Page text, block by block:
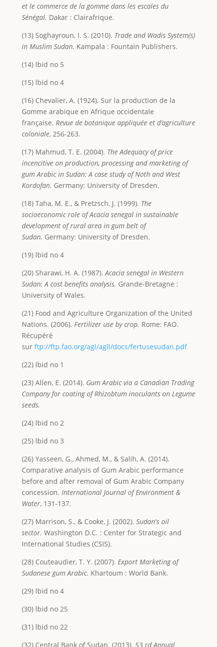
et le commerce de la gomme dans les escales du
Sénégal. Dakar : Clairafrique.
(13) Soghayroun, I. S. (2010). Trade and Wadis System(s)
in Muslim Sudan. Kampala : Fountain Publishers.
(14) lbid no 5
(15) lbid no 4
(16) Chevalier, A. (1924). Sur la production de la
Gomme arabique en Afrique occidentale
française. Revue de botanique appliquée et d’agriculture
coloniale, 256-263.
(17) Mahmud, T. E. (2004). The Adequacy of price
incencitive on production, processing and marketing of
gum Arabic in Sudan: A case study of Noth and West
Kordofan. Germany: University of Dresden.
(18) Taha, M. E., & Pretzsch, J. (1999). The
socioeconomic role of Acacia senegal in sustainable
development of rural area in gum belt of
Sudan. Germany: University of Dresden.
(19) lbid no 4
(20) Sharawi, H. A. (1987).Acacia senegal in Western
Sudan: A cost benefits analysis. Grande-Bretagne :
University of Wales.
(21) Food and Agriculture Organization of the United
Nations. (2006). Fertilizer use by crop. Rome: FAO.
Récupéré
sur ftp://ftp.fao.org/agl/agll/docs/fertusesudan.pdf
(22) lbid no 1
(23) Allen, E. (2014). Gum Arabic via a Canadian Trading
Company for coating of Rhizobtum inoculants on Legume
seeds.
(24) lbid no 2
(25) lbid no 3
(26) Yasseen, G., Ahmed, M., & Salih, A. (2014).
Comparative analysis of Gum Arabic performance
before and after removal of Gum Arabic Company
concession. International Journal of Environment &
Water, 131-137.
(27) Marrison, S., & Cooke, J. (2002). Sudan's oil
sector. Washington D.C. : Center for Strategic and
International Studies (CSIS).
(28) Couteaudier, T. Y. (2007). Export Marketing of
Sudanese gum Arabic. Khartoum : World Bank.
(29) lbid no 4
(30) lbid no 25
(31) lbid no 22
(32) Central Bank of Sudan. (2013). 53 rd Annual